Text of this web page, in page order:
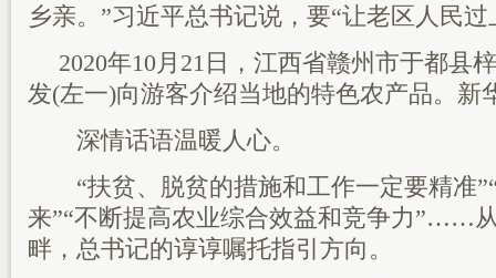
乡亲。”习近平总书记说，要“让老区人民
2020年10月21日，江西省赣州市于都县
发(左一)向游客介绍当地的特色农产品。新
深情话语温暖人心。
“扶贫、脱贫的措施和工作一定要精准
来”“不断提高农业综合效益和竞争力”……
畔，总书记的谆谆嘱托指引方向。